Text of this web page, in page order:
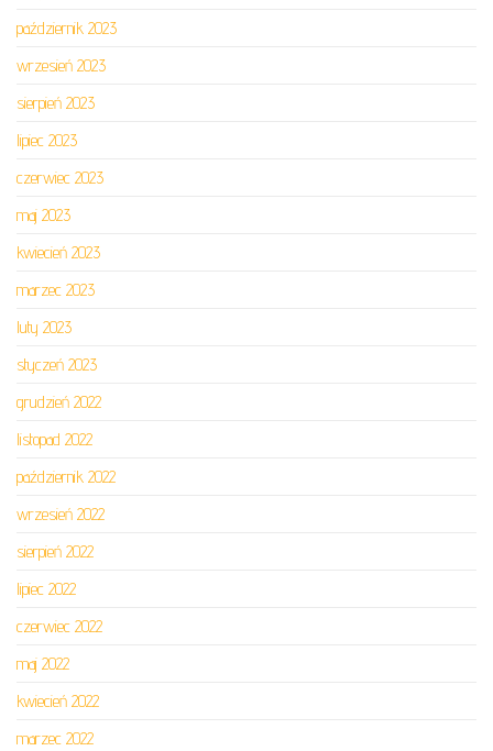
październik 2023
wrzesień 2023
sierpień 2023
lipiec 2023
czerwiec 2023
maj 2023
kwiecień 2023
marzec 2023
luty 2023
styczeń 2023
grudzień 2022
listopad 2022
październik 2022
wrzesień 2022
sierpień 2022
lipiec 2022
czerwiec 2022
maj 2022
kwiecień 2022
marzec 2022